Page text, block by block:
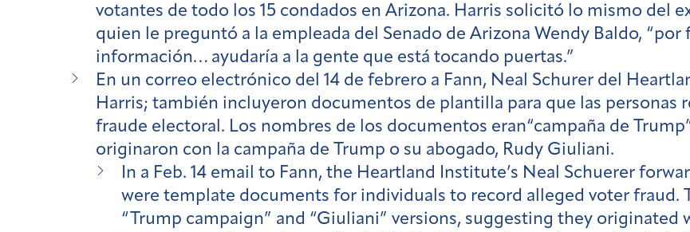
votantes de todo los 15 condados en Arizona. Harris solicitó lo mismo del
quien le preguntó a la empleada del Senado de Arizona Wendy Baldo,
información… ayudaría a la gente que está tocando puertas.”
En un correo electrónico del 14 de febrero a Fann, Neal Schurer del
Harris; también incluyeron documentos de plantilla para que las personas
fraude electoral. Los nombres de los documentos eran“campaña de
originaron con la campaña de Trump o su abogado, Rudy Giuliani.
In a Feb. 14 email to Fann, the Heartland Institute’s Neal Schuerer
were template documents for individuals to record alleged voter fraud.
“Trump campaign” and “Giuliani” versions, suggesting they